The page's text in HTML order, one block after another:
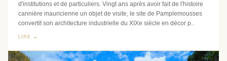
d'institutions et de particuliers. Vingt ans après avoir fait de l'histoire
cannière mauricienne un objet de visite, le site de Pamplemousses
convertit son architecture industrielle du XIXe siècle en décor p..
LIRE →